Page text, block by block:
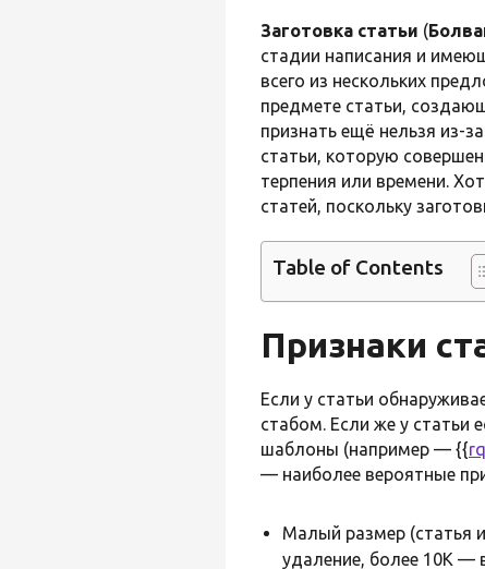
Заготовка статьи (
стадии написания и
всего из нескольких
предмете статьи,
признать ещё нельзя из-
статьи, которую
терпения или времени.
статей, поскольку
Table of Contents
Признаки
Если у статьи
стабом. Если же у статьи
шаблоны (например — {{rq
— наиболее вероятные
Малый размер (статья
удаление, более 10К —